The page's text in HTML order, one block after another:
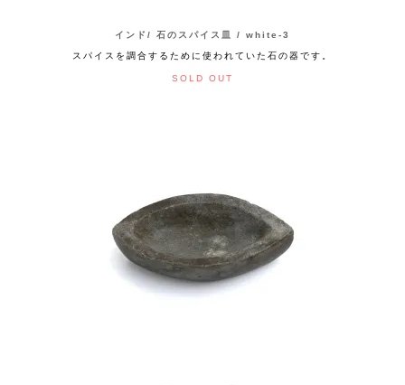
インド/ 石のスパイス皿 / white-3
スパイスを調合するために使われていた石の器です。
SOLD OUT